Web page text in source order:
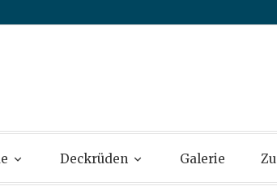
Coated
Deckrüden Galerie